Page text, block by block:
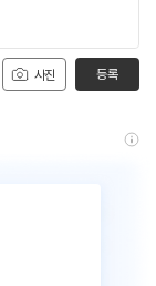
사진 등록